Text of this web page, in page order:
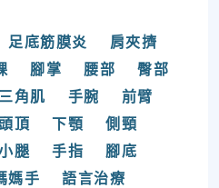
足底筋膜炎
肩夾擠
腳掌 腰部
臀部
三角肌 手腕
前臂
頭頂 下顎
側頸
腿 手指
腳底
媽手
語言治療